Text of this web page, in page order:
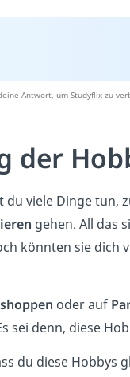
Antwort, um Studyflix zu
der
viele Dinge tun,
gehen. All das
könnten sie dich
shoppen oder auf
sei denn, diese
du diese Hobbys